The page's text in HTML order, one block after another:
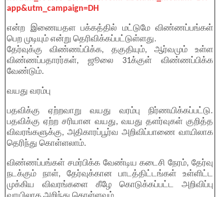
app&utm_campaign=DH
என்ற இணையதள பக்கத்தில் மட்டுமே விண்ணப்பங்கள்
பெற முடியும் என்று தெரிவிக்கப்பட்டுள்ளது.
தேர்வுக்கு விண்ணப்பிக்க, தகுதியும், ஆர்வமும் உள்ள
விண்ணப்பதாரர்கள், ஜூலை 31க்குள் விண்ணப்பிக்க
வேண்டும்.
வயது வரம்பு
பதவிக்கு ஏற்றவாறு வயது வரம்பு நிர்ணயிக்கப்பட்டு.
பதவிக்கு ஏற்ற சரியான வயது, வயது தளர்வுகள் குறித்த
விவரங்களுக்கு, அதிகாரப்பூர்வ அறிவிப்பாணை வாயிலாக
தெரிந்து கொள்ளலாம்.
விண்ணப்பங்கள் சமர்பிக்க வேண்டிய கடைசி நேரம், தேர்வு
நடக்கும் நாள், தேர்வுக்கான பாடத்திட்டங்கள் உள்ளிட்ட
முக்கிய விவரங்களை கீழே கொடுக்கப்பட்ட அறிவிப்பு